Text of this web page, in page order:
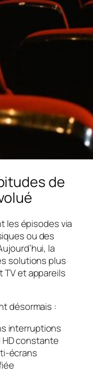
de
les épisodes via
ou des
la
solutions plus
TV et appareils
désormais :
interruptions
HD constante
écrans